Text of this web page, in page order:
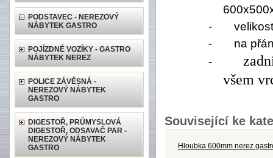
PODSTAVEC - NEREZOVÝ
NÁBYTEK GASTRO
POJÍZDNÉ VOZÍKY - GASTRO
NÁBYTEK NEREZ
POLICE ZÁVĚSNÁ -
NEREZOVÝ NÁBYTEK
GASTRO
DIGESTOŘ, PRŮMYSLOVÁ
DIGESTOŘ, ODSAVAČ PAR -
NEREZOVÝ NÁBYTEK
GASTRO
-
-
na
-
všem
Související ke
Hloubka 600mm nerez